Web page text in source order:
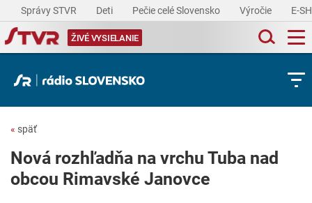
Správy STVR Deti Pečie celé Slovensko Výročie E-
ŽIVÉ VYSIELANIE
« späť
Nová rozhľadňa na vrchu Tuba nad
obcou Rimavské Janovce